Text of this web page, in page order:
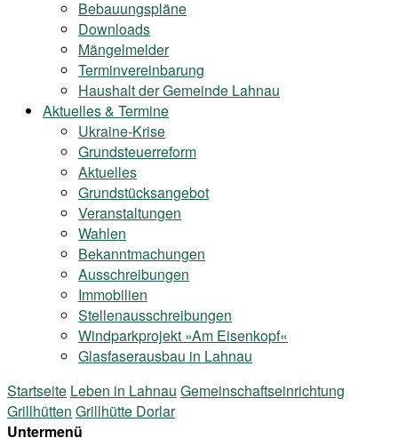
Bebauungspläne
Downloads
Mängelmelder
Terminvereinbarung
Haushalt der Gemeinde Lahnau
Aktuelles & Termine
Ukraine-Krise
Grundsteuerreform
Aktuelles
Grundstücksangebot
Veranstaltungen
Wahlen
Bekanntmachungen
Ausschreibungen
Immobilien
Stellenausschreibungen
Windparkprojekt »Am Eisenkopf«
Glasfaserausbau in Lahnau
Startseite Leben in Lahnau Gemeinschaftseinrichtung
Grillhütten Grillhütte Dorlar
Untermenü